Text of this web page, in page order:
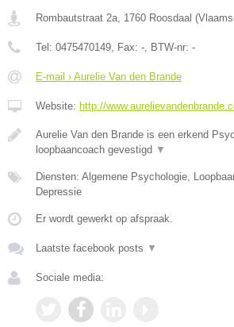
Rombautstraat 2a 1760 Roosdaal (
Tel: 0475470149 , Fax: - , BTW-nr: -
E-mail › Aurelie Van den Brande
Website: http://
Aurelie Van den Brande is een erkend
loopbaancoach gevestigd ▼
Diensten: Algemene Psychologie,
Depressie
Er wordt gewerkt op afspraak.
Laatste facebook posts ▼
Sociale media: